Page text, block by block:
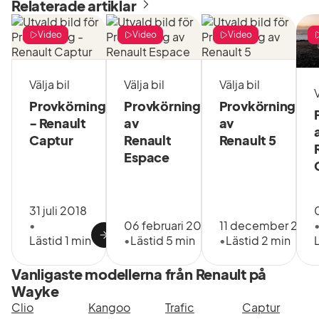
ansvar i varje affär.
Så arbetar vi
korrekt
information om
bilens skick
Dokumenterade
arbetssätt, även
för begagnade
bilar
Begagnade bilar är
Relaterade artiklar
Välja bil
Provkörning
- Renault
Captur
31 juli 2018
•
Lästid 1 min
Video
Välja bil
Provkörning
av
Renault
Espace
06 februari 2024
•Lästid 5 min
Video
Välja bil
Provkörning
av
Renault 5
11 december
•Lästid 2 min
Video
Vanligaste modellerna från Renault på
Wayke
Clio Kangoo Trafic
Captur